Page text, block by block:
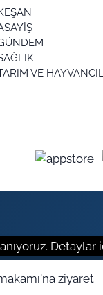
VE
Detaylar
İpsala Kaymakamı'na ziyaret